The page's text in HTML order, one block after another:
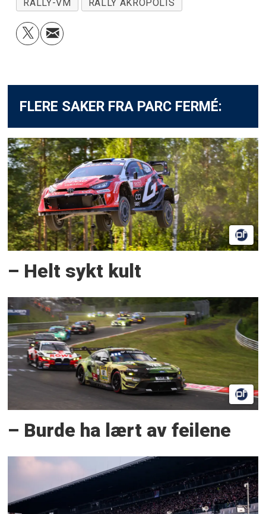
RALLY-VM RALLY AKROPOLIS
FLERE SAKER FRA PARC FERMÉ:
– Helt sykt kult
– Burde ha lært av feilene